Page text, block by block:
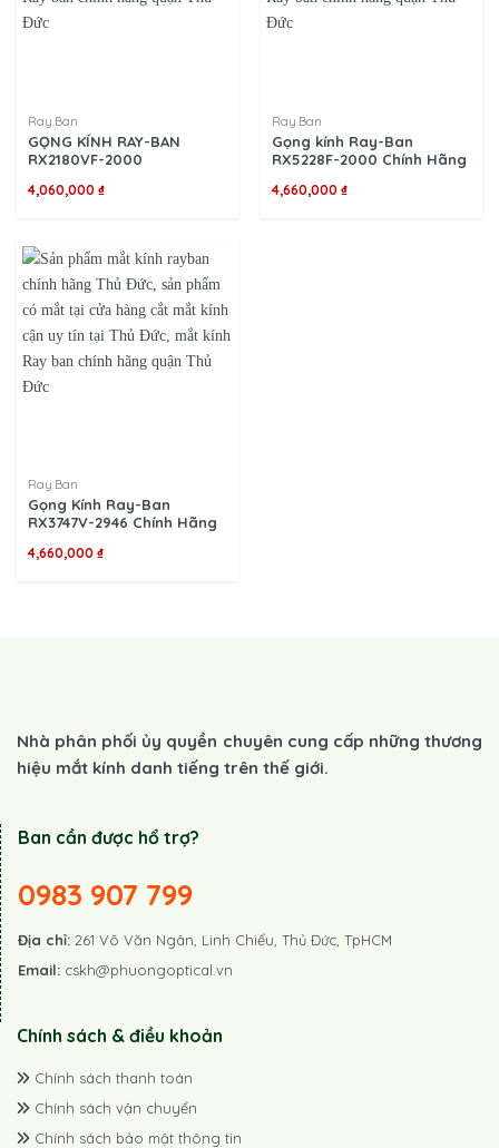
Ray.Ban
GỌNG KÍNH RAY-BAN
RX2180VF-2000
4,060,000 ₫
Ray.Ban
Gọng kính Ray-Ban
RX5228F-2000 Chính Hãng
4,660,000 ₫
Ray.Ban
Gọng Kính Ray-Ban
RX3747V-2946 Chính Hãng
4,660,000 ₫
Nhà phân phối ủy quyền chuyên cung cấp những thương
hiệu mắt kính danh tiếng trên thế giới.
Ban cần được hổ trợ?
0983 907 799
Địa chỉ: 261 Võ Văn Ngân, Linh Chiểu, Thủ Đức, TpHCM
Email: cskh@phuongoptical.vn
Chính sách & điều khoản
Chính sách thanh toán
Chính sách vận chuyển
Chính sách bảo mật thông tin